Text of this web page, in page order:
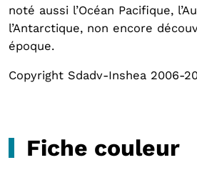
noté aussi l’Océan Pacifique,
l’Antarctique, non encore
époque.
Copyright Sdadv-Inshea 2006-
Fiche couleur